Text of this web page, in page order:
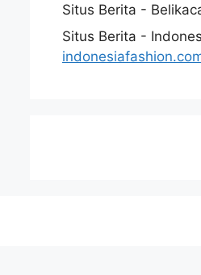
Situs Berita -
Situs Berita -